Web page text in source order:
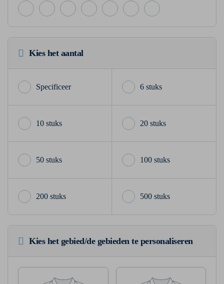
Kies het aantal
6 stuks
10 stuks 20 stuks
50 stuks 100 stuks
200 stuks 500 stuks
Kies het gebied/de gebieden te personaliseren